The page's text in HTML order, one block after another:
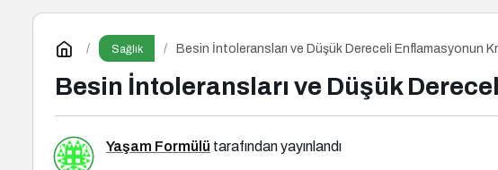
Sağlık Besin İntoleransları ve Düşük Dereceli Enflamasyonun
Besin İntoleransları ve Düşük
Yaşam Formülü tarafından yayınlandı